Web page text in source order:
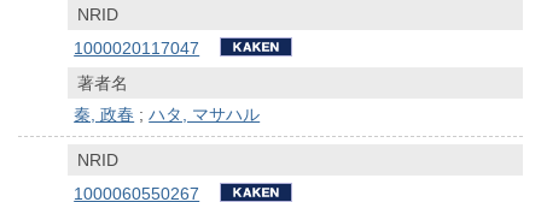
NRID
1000020117047
著者名
秦, 政春 ;ハタ, マサハル
NRID
1000060550267